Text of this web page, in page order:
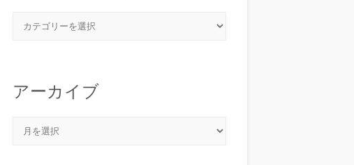
アーカイブ